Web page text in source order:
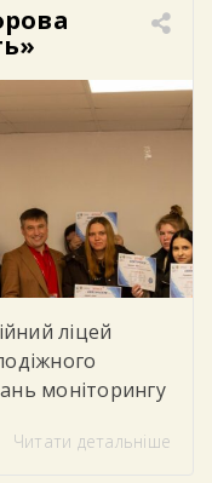
та
закладі […]
ліцей
моніторингу
Читати детальніше